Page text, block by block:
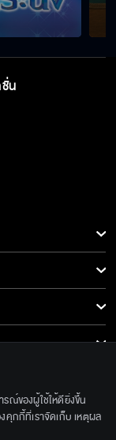
น
ณ์ของผู้ใช้ให้ดียิ่งขึ้น
คุกกี้ที่เราจัดเก็บ เหตุผล